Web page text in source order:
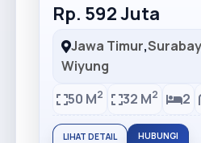
Rp. 592 Juta
Jawa Timur,
Wiyung
50 M2 32 M2 2
LIHAT DETAIL HUBUNGI